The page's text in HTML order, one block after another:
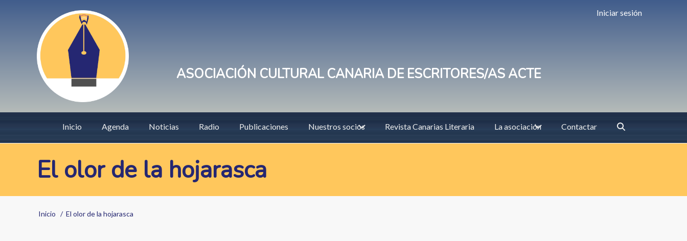
User
account
menu
Iniciar sesión
ASOCIACIÓN CULTURAL CANARIA DE ESCRITORES/AS ACTE
Main
navigation
Inicio Agenda Noticias Radio Publicaciones Nuestros socios Revista Canarias Literaria La asociación Contactar
El olor de la hojarasca
Sobrescribir
Inicio El olor de la hojarasca